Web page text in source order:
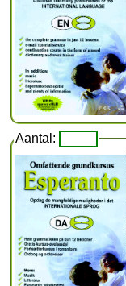
Aantal: